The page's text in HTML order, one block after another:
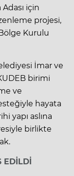
Adası için
projesi,
Kurulu
İmar ve
birimi
ve
hayata
yapı aslına
birlikte
EDİLDİ